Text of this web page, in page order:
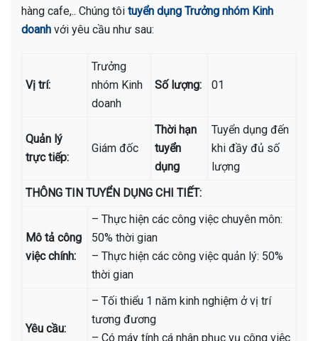
hàng cafe,.. Chúng tôi tuyển dụng Trưởng nhóm Kinh
doanh với yêu cầu như sau:
Vị trí:
Trưởng
nhóm Kinh
doanh
Số lượng: 01
Quản lý
trực tiếp:
Giám đốc
Thời hạn
tuyển
dụng
Tuyển dụng đến
khi đầy đủ số
lượng
THÔNG TIN TUYỂN DỤNG CHI TIẾT:
Mô tả công
việc chính:
– Thực hiện các công việc chuyên môn:
50% thời gian
– Thực hiện các công việc quản lý: 50%
thời gian
Yêu cầu:
– Tối thiểu 1 năm kinh nghiệm ở vị trí
tương đương
– Có máy tính cá nhân phục vụ công việc